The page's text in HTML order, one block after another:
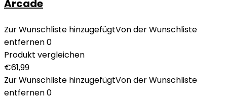
Arcade
Zur Wunschliste hinzugefügtVon der Wunschliste
entfernen0
Produkt vergleichen
€61,99
Zur Wunschliste hinzugefügtVon der Wunschliste
entfernen0